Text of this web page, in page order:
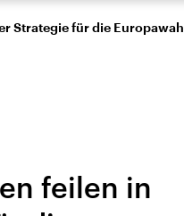
Faktenchecks
Strategie für die Europawahl
feilen in